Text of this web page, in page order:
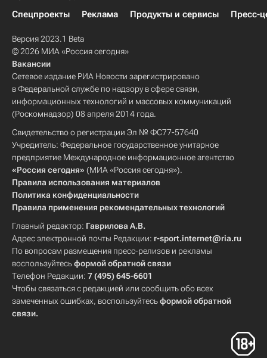
Спецпроекты
Реклама Продукты и сервисы Пресс-
Версия 2023.1 Beta
© 2026 МИА «Россия сегодня»
Вакансии
Сетевое издание РИА Новости зарегистрировано
в Федеральной службе по надзору в сфере связи,
информационных технологий и массовых коммуникаций
(Роскомнадзор) 08 апреля 2014 года.
Свидетельство о регистрации Эл № ФС77-57640
Учредитель: Федеральное государственное унитарное
предприятие Международное информационное агентство
«Россия сегодня» (МИА «Россия сегодня»).
Правила использования материалов
Политика конфиденциальности
Правила применения рекомендательных технологий
Главный редактор: Гаврилова А.В.
Адрес электронной почты Редакции: r-sport.internet@ria.ru
По вопросам размещения пресс-релизов и рекламы
воспользуйтесьформой обратной связи
Телефон Редакции: 7 (495) 645-6601
Чтобы связаться с редакцией или сообщить обо всех
замеченных ошибках, воспользуйтесьформой обратной
связи.